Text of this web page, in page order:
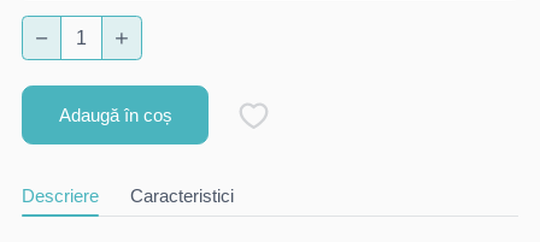
Adaugă în coș
Descriere Caracteristici